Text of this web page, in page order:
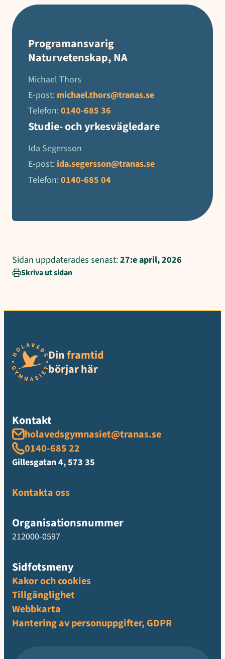
Programansvarig
Naturvetenskap, NA
Michael Thors
E-post: michael.thors@tranas.se
Telefon:0140-685 36
Studie- och yrkesvägledare
Ida Segersson
E-post: ida.segersson@tranas.se
Telefon:0140-685 04
Sidan uppdaterades senast:27:e april, 2026
Skriva ut sidan
Dinframtid
börjar här
Kontakt
holavedsgymnasiet@tranas.se
0140-685 22
Gillesgatan 4, 573 35
Kontakta oss
Organisationsnummer
212000-0597
Sidfotsmeny
Kakor och cookies
Tillgänglighet
Webbkarta
Hantering av personuppgifter, GDPR